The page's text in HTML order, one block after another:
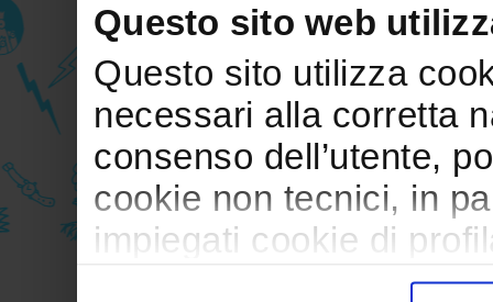
Questo sito web
Questo sito utilizza
necessari alla corretta
consenso dell’utente,
cookie non tecnici, in
impiegati cookie di
trasferimento verso